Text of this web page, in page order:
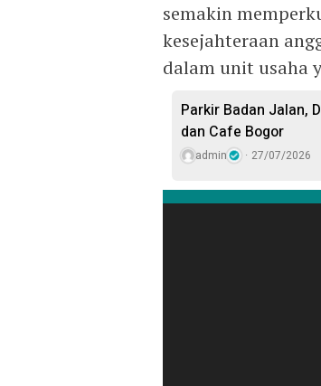
semakin
kesejahteraan
dalam unit usaha
Parkir Badan Jalan,
dan Cafe Bogor
admin 27/07/2026